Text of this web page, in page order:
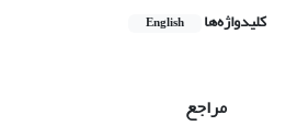
کلیدواژه‌ها English
مراجع